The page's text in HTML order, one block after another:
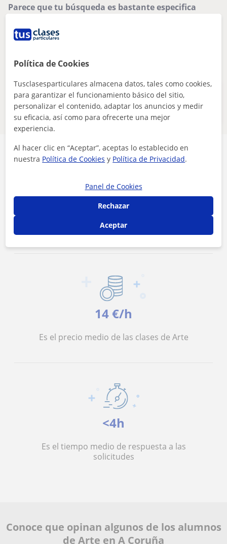
Parece que tu búsqueda es bastante especifica
guárdala y te avisaremos cuando haya nuevos
profesores
Eliminar filtros
Guardar búsqueda
Estos profesores de online pueden
interesarte
Seguridad
mensajería
14 €/h
Es el precio medio de las clases de Arte
<4h
Es el tiempo medio de respuesta a las
solicitudes
Conoce que opinan algunos de los alumnos
de Arte en A Coruña
Política de Cookies
Tusclasesparticulares almacena datos, tales como cookies,
para garantizar el funcionamiento básico del sitio,
personalizar el contenido, adaptar los anuncios y medir
su eficacia, así como para ofrecerte una mejor
experiencia.
Al hacer clic en “Aceptar”, aceptas lo establecido en
nuestra Política de Cookies y Política de Privacidad.
Panel de Cookies
Rechazar
Aceptar